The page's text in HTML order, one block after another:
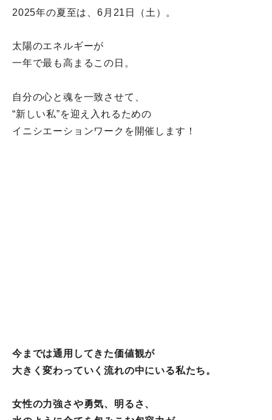
2025年の夏至は、6月21日（土）。
太陽のエネルギーが
一年で最も高まるこの日。
自分の心と魂を一致させて、
“新しい私”を迎え入れるための
イニシエーションワークを開催します！
今までは通用してきた価値観が
大きく変わっていく流れの中にいる私たち。
女性の力強さや勇気、明るさ、